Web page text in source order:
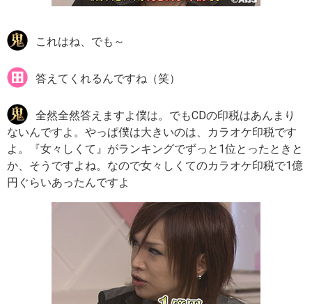
これはね、でも～
答えてくれるんですね（笑）
全然全然答えますよ僕は。でもCDの印税はあんまり
ないんですよ。やっぱ僕は大きいのは、カラオケ印税です
よ。『女々しくて』がランキングでずっと1位とったときと
か、そうですよね。なので女々しくてのカラオケ印税で1億
円ぐらいあったんですよ